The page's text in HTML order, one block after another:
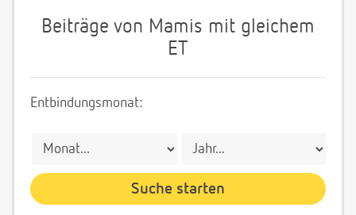
Beiträge von Mamis mit gleichem
ET
Entbindungsmonat: